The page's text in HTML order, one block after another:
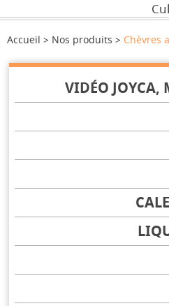
Accueil Nos produits Chèvres
VIDÉO JOYCA,